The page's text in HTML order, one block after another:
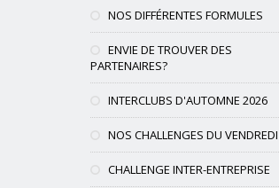
NOS DIFFÉRENTES FORMULES
ENVIE DE TROUVER DES
PARTENAIRES?
INTERCLUBS D'AUTOMNE 2026
NOS CHALLENGES DU VENDREDI
CHALLENGE INTER-ENTREPRISE